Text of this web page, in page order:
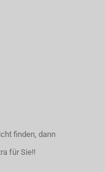
finden, dann
für Sie!!